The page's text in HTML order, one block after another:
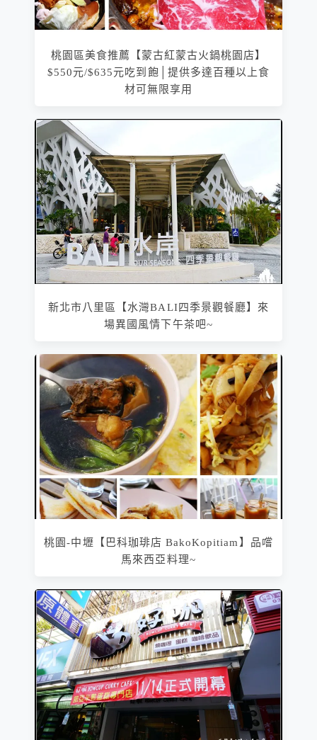
桃園區美食推薦【蒙古紅蒙古火鍋桃園店】
$550元/$635元吃到飽│提供多達百種以上食
材可無限享用
新北市八里區【水灣BALI四季景觀餐廳】來
場異國風情下午茶吧~
桃園-中壢【巴科珈琲店 BakoKopitiam】品嚐
馬來西亞料理~